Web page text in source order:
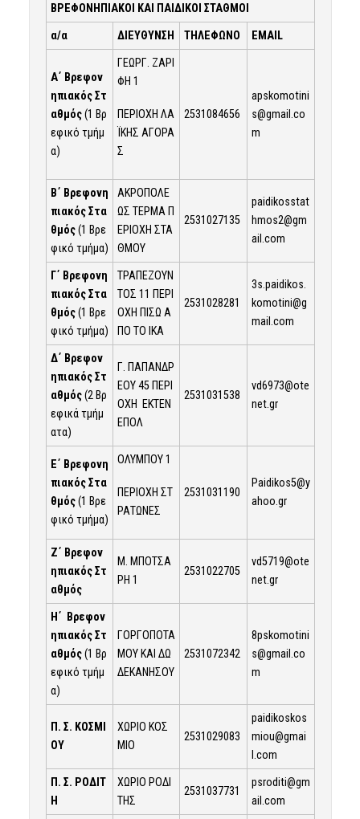
ΒΡΕΦΟΝΗΠΙΑΚΟΙ ΚΑΙ ΠΑΙΔΙΚΟΙ ΣΤΑΘΜΟΙ
α/α ΔΙΕΥΘΥΝΣΗ ΤΗΛΕΦΩΝΟ EMAIL
Α΄ Βρεφον
ηπιακός Στ
αθμός(1 Βρ
εφικό τμήμ
α)
ΓΕΩΡΓ. ΖΑΡΙ
ΦΗ 1
ΠΕΡΙΟΧΗ ΛΑ
ΪΚΗΣ ΑΓΟΡΑ
Σ
2531084656
apskomotini
s@gmail.co
m
Β΄ Βρεφονη
πιακός Στα
θμός(1 Βρε
φικό τμήμα)
ΑΚΡΟΠΟΛΕ
ΩΣ ΤΕΡΜΑ Π
ΕΡΙΟΧΗ ΣΤΑ
ΘΜΟΥ
2531027135
paidikosstat
hmos2@gm
ail.com
Γ΄ Βρεφονη
πιακός Στα
θμός(1 Βρε
φικό τμήμα)
ΤΡΑΠΕΖΟΥΝ
ΤΟΣ 11 ΠΕΡΙ
ΟΧΗ ΠΙΣΩ Α
ΠΟ ΤΟ ΙΚΑ
2531028281
3s.paidikos.
komotini@g
mail.com
Δ΄ Βρεφον
ηπιακός Στ
αθμός(2 Βρ
εφικά τμήμ
ατα)
Γ. ΠΑΠΑΝΔΡ
ΕΟΥ 45 ΠΕΡΙ
ΟΧΗ ΕΚΤΕΝ
ΕΠΟΛ
2531031538
vd6973@ote
net.gr
Ε΄ Βρεφονη
πιακός Στα
θμός(1 Βρε
φικό τμήμα)
ΟΛΥΜΠΟΥ 1
ΠΕΡΙΟΧΗ ΣΤ
ΡΑΤΩΝΕΣ
2531031190
Paidikos5@y
ahoo.gr
Ζ΄ Βρεφον
ηπιακός Στ
αθμός
Μ. ΜΠΟΤΣΑ
ΡΗ 1
2531022705
vd5719@ote
net.gr
Η΄ Βρεφον
ηπιακός Στ
αθμός(1 Βρ
εφικό τμήμ
α)
ΓΟΡΓΟΠΟΤΑ
ΜΟΥ ΚΑΙ ΔΩ
ΔΕΚΑΝΗΣΟΥ
2531072342
8pskomotini
s@gmail.co
m
Π. Σ. ΚΟΣΜΙ
ΟΥ
ΧΩΡΙΟ ΚΟΣ
ΜΙΟ
2531029083
paidikoskos
miou@gmai
l.com
Π. Σ. ΡΟΔΙΤ
Η
ΧΩΡΙΟ ΡΟΔΙ
ΤΗΣ
2531037731
psroditi@gm
ail.com